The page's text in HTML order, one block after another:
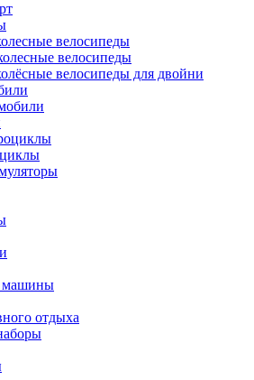
велосипеды
велосипеды
велосипеды для двойни
машины
отдыха